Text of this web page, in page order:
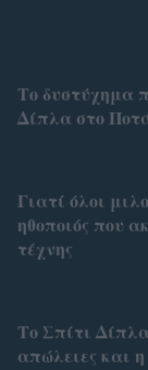
Το δυστύχημα
Δίπλα στο
Γιατί όλοι
ηθοποιός που
τέχνης
Το Σπίτι
απώλειες και